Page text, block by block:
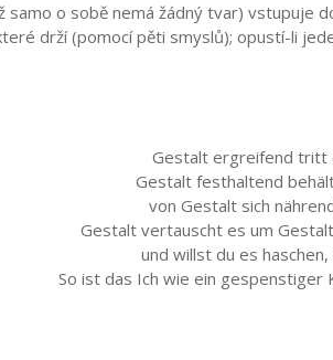
o sobě nemá žádný tvar) vstupuje
drží (pomocí pěti smyslů); opustí-li
Gestalt ergreifend tritt
Gestalt festhaltend
von Gestalt sich
Gestalt vertauscht es um
und willst du es
So ist das Ich wie ein gespenstiger